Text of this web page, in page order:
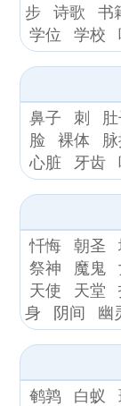
步
诗歌 书
学位
学校
鼻子 刺
脸
裸体
心脏
牙齿
忏悔 朝圣
祭神
魔鬼
天使
天堂
身
阴间 幽
鹌鹑 白蚁